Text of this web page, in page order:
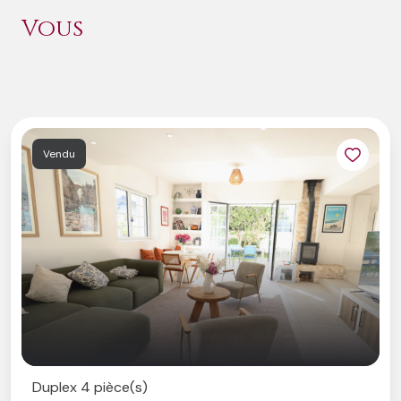
Vous
Vendu
Duplex 4 pièce(s)